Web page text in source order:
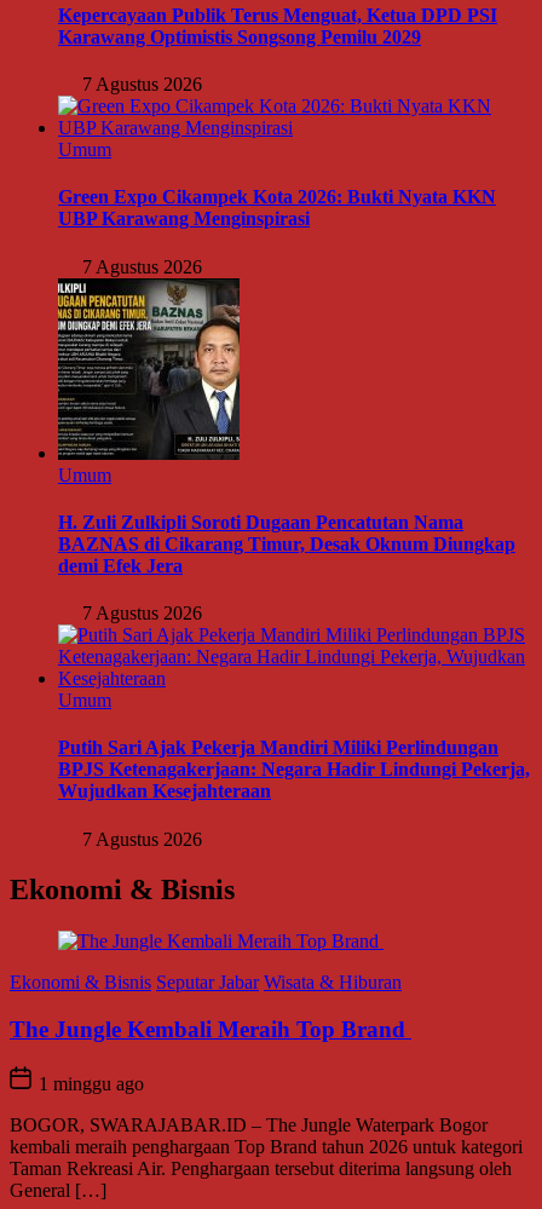
Kepercayaan Publik Terus Menguat, Ketua DPD PSI
Karawang Optimistis Songsong Pemilu 2029
7 Agustus 2026
Umum
Green Expo Cikampek Kota 2026: Bukti Nyata KKN
UBP Karawang Menginspirasi
7 Agustus 2026
Umum
H. Zuli Zulkipli Soroti Dugaan Pencatutan Nama
BAZNAS di Cikarang Timur, Desak Oknum Diungkap
demi Efek Jera
7 Agustus 2026
Umum
Putih Sari Ajak Pekerja Mandiri Miliki Perlindungan
BPJS Ketenagakerjaan: Negara Hadir Lindungi Pekerja,
Wujudkan Kesejahteraan
7 Agustus 2026
Ekonomi & Bisnis
Ekonomi & Bisnis Seputar Jabar Wisata & Hiburan
The Jungle Kembali Meraih Top Brand
1 minggu ago
BOGOR, SWARAJABAR.ID – The Jungle Waterpark Bogor
kembali meraih penghargaan Top Brand tahun 2026 untuk kategori
Taman Rekreasi Air. Penghargaan tersebut diterima langsung oleh
General […]